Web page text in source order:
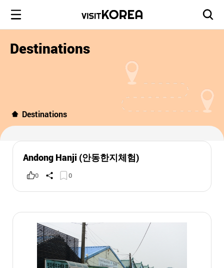
Destinations
Destinations
Andong Hanji (안동한지체험)
0 0